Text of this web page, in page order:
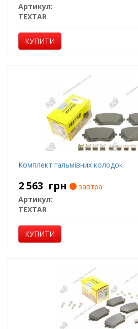
Артикул:
TEXTAR
КУПИТИ
Комплект гальмівних колодок
2 563 грн
завтра
Артикул:
TEXTAR
КУПИТИ